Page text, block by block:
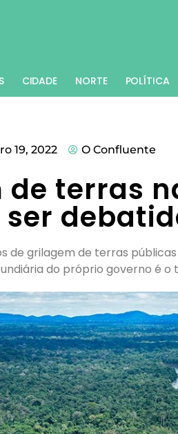
CIDADE NORTE POLÍTICA
19, 2022 O Confluente
de terras
ser
de grilagem de terras
do próprio governo é o